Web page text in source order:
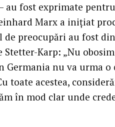
au fost exprimate
Marx a inițiat
de preocupări au fost
Stetter-Karp: „Nu
Germania nu va urma o
toate acestea,
în mod clar unde